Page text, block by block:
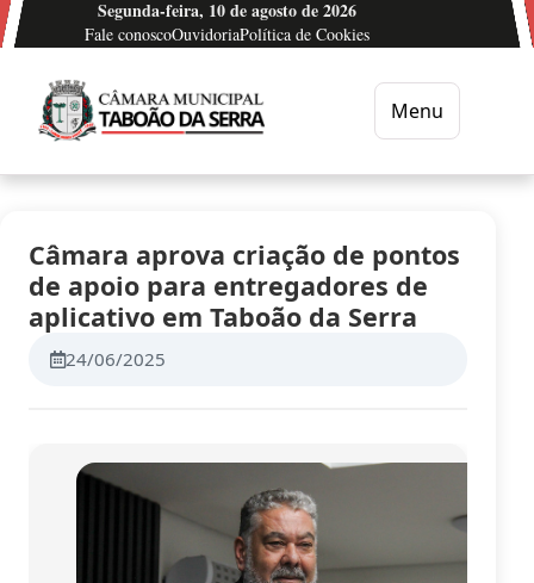
Ir para o conteúdoSegunda-feira, 10 de agosto de 2026
Fale conoscoOuvidoriaPolítica de Cookies
Câmara Municipal de Taboão da Serra
Menu
Câmara aprova criação de pontos
de apoio para entregadores de
aplicativo em Taboão da Serra
24/06/2025